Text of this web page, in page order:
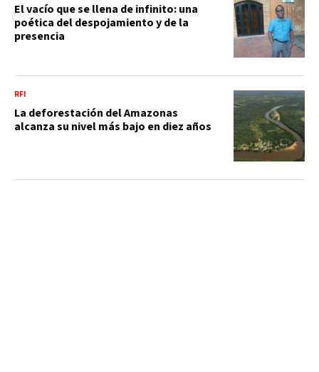
El vacío que se llena de infinito: una
poética del despojamiento y de la
presencia
RFI
La deforestación del Amazonas
alcanza su nivel más bajo en diez años